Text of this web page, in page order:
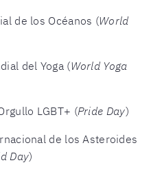
de los Océanos (World
del Yoga (World Yoga
LGBT+ (Pride Day)
de los Asteroides
Day)